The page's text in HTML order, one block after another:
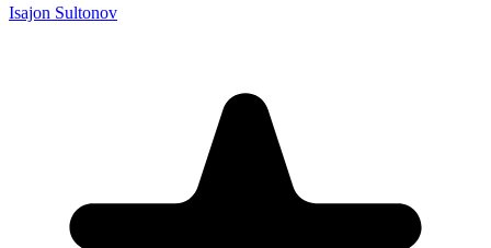
Isajon Sultonov